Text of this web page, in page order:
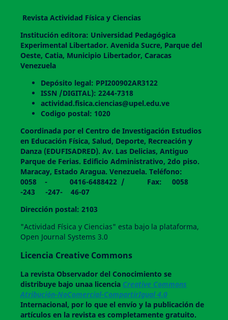
Revista Actividad Física y Ciencias
Institución editora: Universidad Pedagógica
Experimental Libertador. Avenida Sucre, Parque del
Oeste, Catia, Municipio Libertador, Caracas
Venezuela
Depósito legal: PPI200902AR3122
ISSN /DIGITAL): 2244-7318
actividad.fisica.ciencias@upel.edu.ve
Codigo postal: 1020
Coordinada por el Centro de Investigación Estudios
en Educación Física, Salud, Deporte, Recreación y
Danza (EDUFISADRED). Av. Las Delicias, Antiguo
Parque de Ferias. Edificio Administrativo, 2do piso.
Maracay, Estado Aragua. Venezuela. Teléfono:
0058 - 0416-6488422 / Fax: 0058
-243 -247- 46-07
Dirección postal: 2103
"Actividad Física y Ciencias" esta bajo la plataforma,
Open Journal Systems 3.0
Licencia Creative Commons
La revistaObservador del Conocimiento se
distribuye bajo unaa licencia Creative Commons
Atribución-NoComercial-CompartirIgual 4.0
Internacional, por lo que el envío y la publicación de
artículos en la revista es completamente gratuito.